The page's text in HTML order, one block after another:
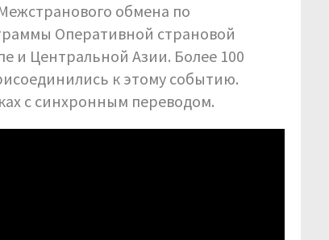
обмена по
Оперативной страновой
и Центральной Азии. Более 100
к этому событию.
с синхронным переводом.